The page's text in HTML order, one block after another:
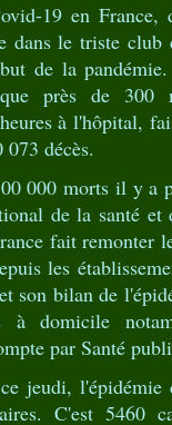
19 en
dans le triste
de la
que près de
à l'hôpital,
décès.
000 morts il y a
de la santé et
fait remonter
les
son bilan de
domicile
par Santé
jeudi, l'épidémie
C'est 5460